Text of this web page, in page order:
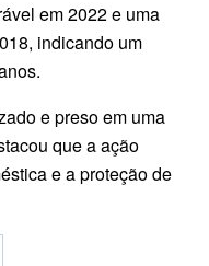
em 2022 e uma
indicando um
e preso em uma
que a ação
e a proteção de